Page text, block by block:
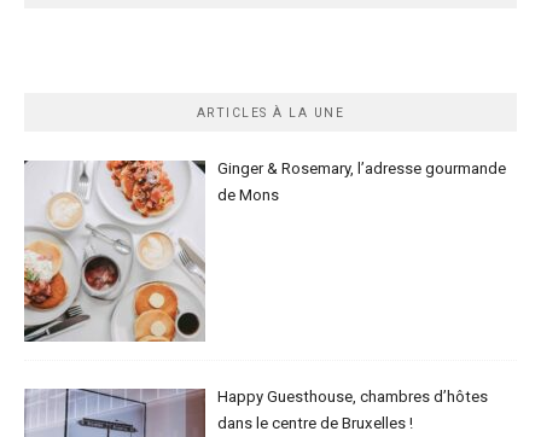
ARTICLES À LA UNE
Ginger & Rosemary, l’adresse gourmande
de Mons
Happy Guesthouse, chambres d’hôtes
dans le centre de Bruxelles !